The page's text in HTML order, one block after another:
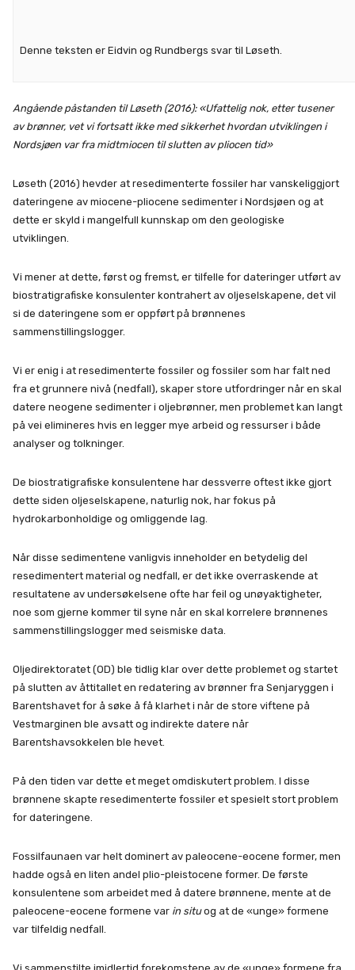
Denne teksten er Eidvin og Rundbergs svar til Løseth.
Angående påstanden til Løseth (2016): «Ufattelig nok, etter tusener
av brønner, vet vi fortsatt ikke med sikkerhet hvordan utviklingen i
Nordsjøen var fra midtmiocen til slutten av pliocen tid»
Løseth (2016) hevder at resedimenterte fossiler har vanskeliggjort
dateringene av miocene-pliocene sedimenter i Nordsjøen og at
dette er skyld i mangelfull kunnskap om den geologiske
utviklingen.
Vi mener at dette, først og fremst, er tilfelle for dateringer utført av
biostratigrafiske konsulenter kontrahert av oljeselskapene, det vil
si de dateringene som er oppført på brønnenes
sammenstillingslogger.
Vi er enig i at resedimenterte fossiler og fossiler som har falt ned
fra et grunnere nivå (nedfall), skaper store utfordringer når en skal
datere neogene sedimenter i oljebrønner, men problemet kan langt
på vei elimineres hvis en legger mye arbeid og ressurser i både
analyser og tolkninger.
De biostratigrafiske konsulentene har dessverre oftest ikke gjort
dette siden oljeselskapene, naturlig nok, har fokus på
hydrokarbonholdige og omliggende lag.
Når disse sedimentene vanligvis inneholder en betydelig del
resedimentert material og nedfall, er det ikke overraskende at
resultatene av undersøkelsene ofte har feil og unøyaktigheter,
noe som gjerne kommer til syne når en skal korrelere brønnenes
sammenstillingslogger med seismiske data.
Oljedirektoratet (OD) ble tidlig klar over dette problemet og startet
på slutten av åttitallet en redatering av brønner fra Senjaryggen i
Barentshavet for å søke å få klarhet i når de store viftene på
Vestmarginen ble avsatt og indirekte datere når
Barentshavsokkelen ble hevet.
På den tiden var dette et meget omdiskutert problem. I disse
brønnene skapte resedimenterte fossiler et spesielt stort problem
for dateringene.
Fossilfaunaen var helt dominert av paleocene-eocene former, men
hadde også en liten andel plio-pleistocene former. De første
konsulentene som arbeidet med å datere brønnene, mente at de
paleocene-eocene formene var in situog at de «unge» formene
var tilfeldig nedfall.